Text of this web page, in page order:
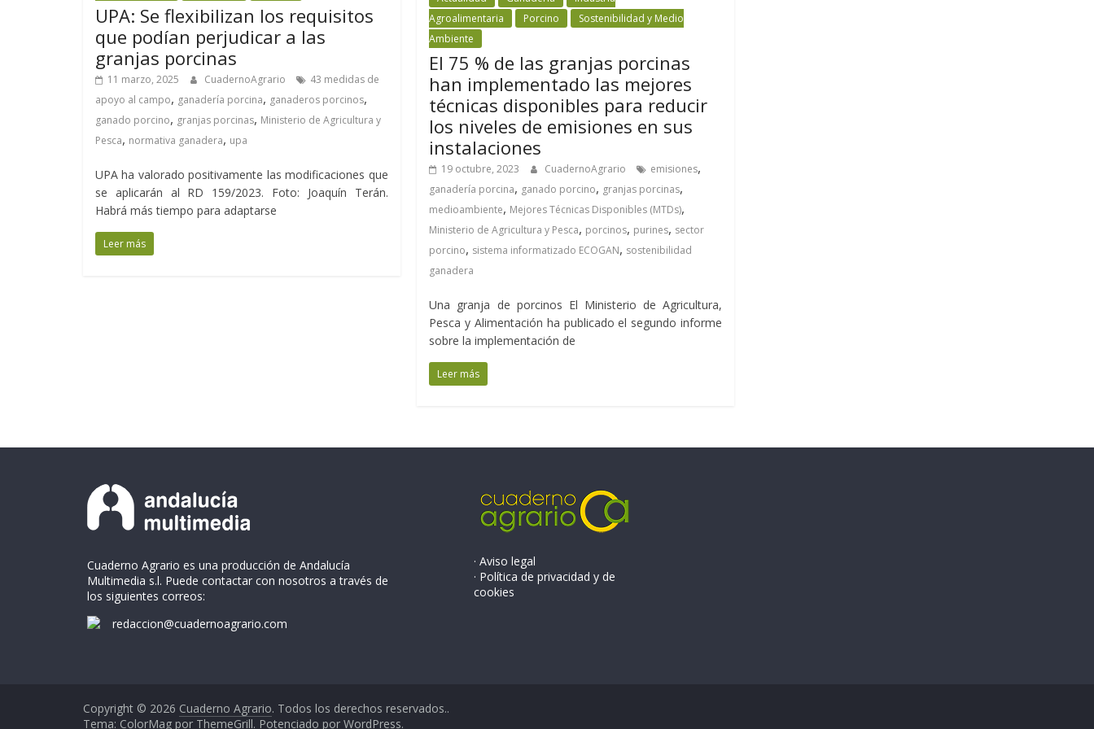
UPA: Se flexibilizan los requisitos
que podían perjudicar a las
granjas porcinas
11 marzo, 2025 CuadernoAgrario
43 medidas de
apoyo al campo, ganadería porcina, ganaderos porcinos,
ganado porcino, granjas porcinas, Ministerio de Agricultura y
Pesca, normativa ganadera, upa
UPA ha valorado positivamente las modificaciones que
se aplicarán al RD 159/2023. Foto: Joaquín Terán.
Habrá más tiempo para adaptarse
Leer más
Agroalimentaria
Porcino
Sostenibilidad y Medio
Ambiente
El 75 % de las granjas porcinas
han implementado las mejores
técnicas disponibles para reducir
los niveles de emisiones en sus
instalaciones
19 octubre, 2023 CuadernoAgrario emisiones,
ganadería porcina, ganado porcino, granjas porcinas,
medioambiente, Mejores Técnicas Disponibles (MTDs),
Ministerio de Agricultura y Pesca, porcinos, purines, sector
porcino, sistema informatizado ECOGAN, sostenibilidad
ganadera
Una granja de porcinos El Ministerio de Agricultura,
Pesca y Alimentación ha publicado el segundo informe
sobre la implementación de
Leer más
Cuaderno Agrario es una producción de Andalucía
Multimedia s.l. Puede contactar con nosotros a través de
los siguientes correos:
redaccion@cuadernoagrario.com
· Aviso legal
· Política de privacidad y de
cookies
Copyright © 2026 Cuaderno Agrario. Todos los derechos reservados..
Tema: ColorMag por ThemeGrill. Potenciado por WordPress.